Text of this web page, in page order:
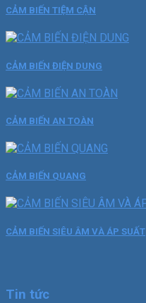
CẢM BIẾN TIỆM CẬN
CẢM BIẾN ĐIỆN DUNG
CẢM BIẾN AN TOÀN
CẢM BIẾN QUANG
CẢM BIẾN SIÊU ÂM VÀ ÁP SUẤT
Tin tức